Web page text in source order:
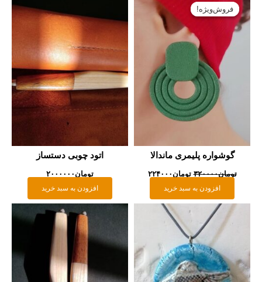
فروش‌ویژه!
فروش‌ویژه!
گوشواره پلیمری ماندالا
۳۲۰۰۰۰
اصلی:
تومان۳۲۰۰۰۰
تومان ۲۲۴۰۰۰
فعلی:
تومان۲۲۴۰۰۰.
افزودن به سبد خرید
اتود چوبی دستساز
۲۰۰۰۰۰۰
افزودن به سبد خرید